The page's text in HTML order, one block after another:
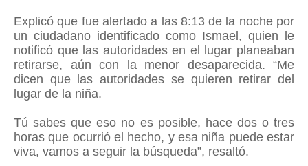
Explicó que fue alertado a las 8:13 de la noche por
un ciudadano identificado como Ismael, quien le
notificó que las autoridades en el lugar planeaban
retirarse, aún con la menor desaparecida. “Me
dicen que las autoridades se quieren retirar del
lugar de la niña.
Tú sabes que eso no es posible, hace dos o tres
horas que ocurrió el hecho, y esa niña puede estar
viva, vamos a seguir la búsqueda”, resaltó.